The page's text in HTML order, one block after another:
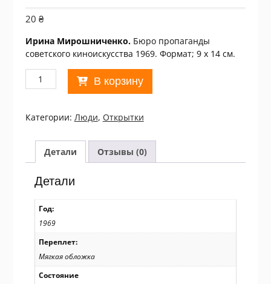
20 ₴
Ирина Мирошниченко.Бюро пропаганды
советского киноискусства 1969. Формат; 9 х 14 см.
Количество
товара
1969.
Мирошниченко
/p102
В корзину
Категории: Люди, Открытки
Детали Отзывы (0)
Детали
Год:
1969
Переплет:
Мягкая обложка
Состояние